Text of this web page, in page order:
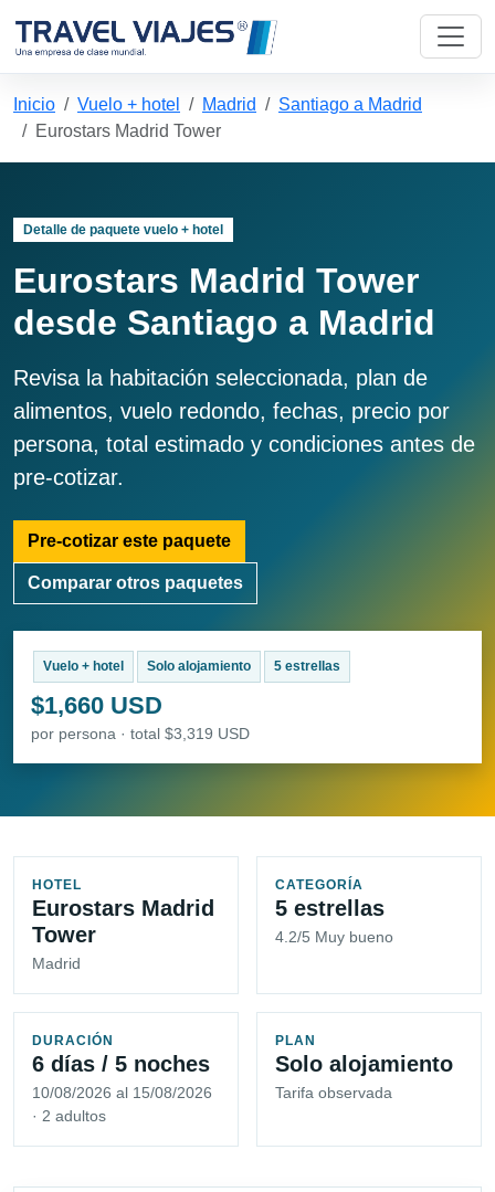
Inicio Vuelo + hotel Madrid
Santiago a Madrid
Eurostars Madrid Tower
Detalle de paquete vuelo + hotel
Eurostars Madrid Tower
desde Santiago a Madrid
Revisa la habitación seleccionada, plan de
alimentos, vuelo redondo, fechas, precio por
persona, total estimado y condiciones antes de
pre-cotizar.
Pre-cotizar este paquete
Comparar otros paquetes
Vuelo + hotel Solo alojamiento 5 estrellas
$1,660 USD
por persona · total $3,319 USD
HOTEL
Eurostars Madrid
Tower
Madrid
CATEGORÍA
5 estrellas
4.2/5 Muy bueno
DURACIÓN
6 días / 5 noches
10/08/2026 al 15/08/2026
· 2 adultos
PLAN
Solo alojamiento
Tarifa observada